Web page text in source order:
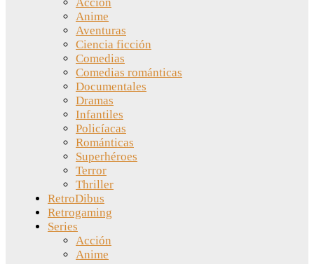
Anime
Aventuras
Ciencia ficción
Comedias
Comedias románticas
Documentales
Dramas
Infantiles
Policíacas
Románticas
Superhéroes
Terror
Thriller
RetroDibus
Retrogaming
Series
Acción
Anime